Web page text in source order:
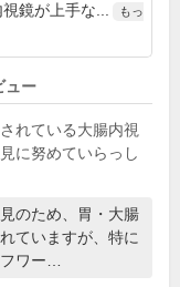
鏡が上手な...
もっ
ュー
れている大腸内視
に努めていらっし
のため、胃・大腸
ていますが、特に
フワー…